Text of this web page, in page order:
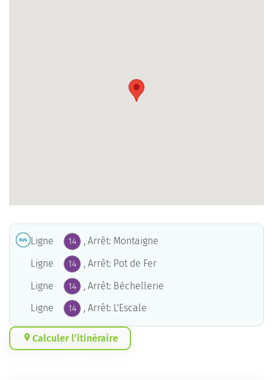
Ligne 14
, Arrêt: Montaigne
Ligne
14
, Arrêt: Pot de Fer
Ligne
14
, Arrêt: Béchellerie
Ligne
14 , Arrêt: L'Escale
Calculer l’itinéraire